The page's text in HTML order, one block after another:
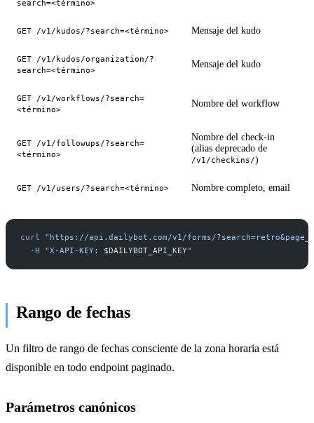
search=<término>
GET /v1/kudos/?search=<término> Mensaje del kudo
GET /v1/kudos/organization/?
search=<término>
Mensaje del kudo
GET /v1/workflows/?search=
<término>
Nombre del workflow
GET /v1/followups/?search=
<término>
Nombre del check-in
(alias deprecado de
/v1/checkins/)
GET /v1/users/?search=<término> Nombre completo, email
curl "https://api.dailybot.com/v1/forms/
  -H
"X-API-KEY: $DAILYBOT_API_KEY"
Rango de fechas
Un filtro de rango de fechas consciente de la zona horaria está
disponible en todo endpoint paginado.
Parámetros canónicos